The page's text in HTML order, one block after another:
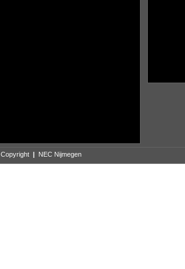
Copyright | NEC Nijmegen